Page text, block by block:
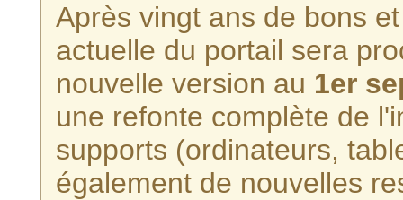
Après vingt ans de bons
actuelle du portail sera
nouvelle version au 1er
une refonte complète de
supports (ordinateurs,
également de nouvelles